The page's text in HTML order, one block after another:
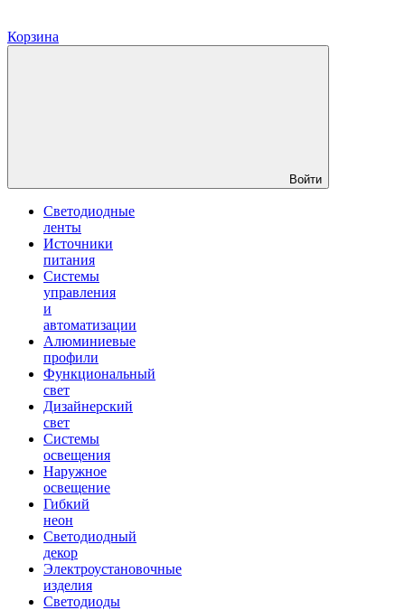
Корзина
Войти
Светодиодные
ленты
Источники
питания
Системы
управления
и
автоматизации
Алюминиевые
профили
Функциональный
свет
Дизайнерский
свет
Системы
освещения
Наружное
освещение
Гибкий
неон
Светодиодный
декор
Электроустановочные
изделия
Светодиоды